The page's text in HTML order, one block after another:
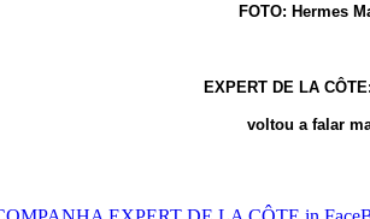
FOTO: Hermes
EXPERT DE LA
voltou a falar